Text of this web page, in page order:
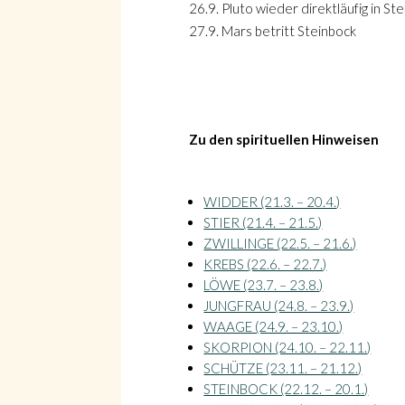
26.9. Pluto wieder direktläufig in
27.9. Mars betritt Steinbock
Zu den spirituellen Hinweisen
WIDDER (21.3. – 20.4.)
STIER (21.4. – 21.5.)
ZWILLINGE (22.5. – 21.6.)
KREBS (22.6. – 22.7.)
LÖWE (23.7. – 23.8.)
JUNGFRAU (24.8. – 23.9.)
WAAGE (24.9. – 23.10.)
SKORPION (24.10. – 22.11.)
SCHÜTZE (23.11. – 21.12.)
STEINBOCK (22.12. – 20.1.)